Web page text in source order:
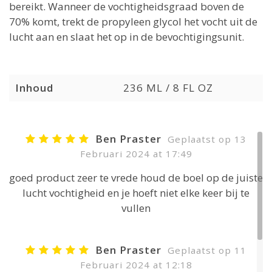
bereikt. Wanneer de vochtigheidsgraad boven de
70% komt, trekt de propyleen glycol het vocht uit de
lucht aan en slaat het op in de bevochtigingsunit.
Inhoud 236 ML / 8 FL OZ
Ben Praster Geplaatst op 13
Februari 2024 at 17:49
goed product zeer te vrede houd de boel op de juiste
lucht vochtigheid en je hoeft niet elke keer bij te
vullen
Ben Praster Geplaatst op 11
Februari 2024 at 12:18